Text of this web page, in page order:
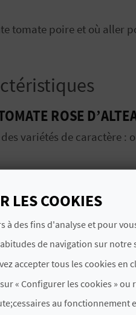
tomate poire et où aller
ROSE
des variétés de caractère
et sa jolie couleur
VALENCIA
en forme de cœur.
de saveurs. Ferme,
en cœur plus modérée et
LES COOKIES
à des fins d'analyse et pour
de navigation sur notre
accepter tous les cookies en
« Configurer les cookies » ou
au fonctionnement